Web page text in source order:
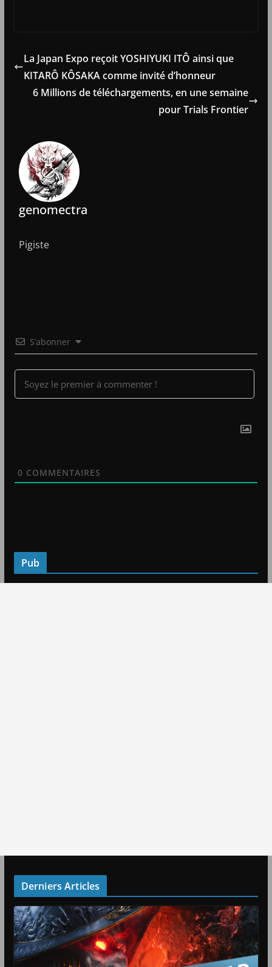
La Japan Expo reçoit YOSHIYUKI ITÔ ainsi que
KITARÔ KÔSAKA comme invité d’honneur
6 Millions de téléchargements, en une semaine
pour Trials Frontier
genomectra
Pigiste
S’abonner
0 COMMENTAIRES
Pub
Derniers Articles